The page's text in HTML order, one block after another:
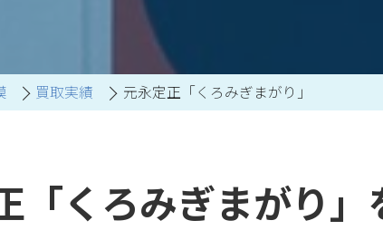
買取実績 元永定正「くろみぎまがり」
「くろみぎまがり」